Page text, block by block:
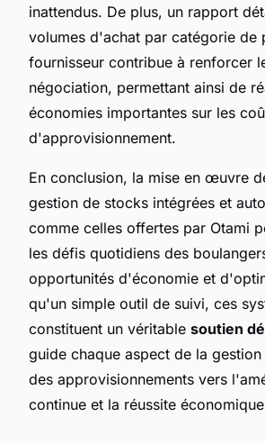
inattendus. De plus, un rapport
volumes d'achat par catégorie de
fournisseur contribue à renforcer
négociation, permettant ainsi de
économies importantes sur les
d'approvisionnement.
En conclusion, la mise en œuvre
gestion de stocks intégrées et
comme celles offertes par Otami
les défis quotidiens des
opportunités d'économie et
qu'un simple outil de suivi, ces
constituent un véritable soutien
guide chaque aspect de la
des approvisionnements vers
continue et la réussite